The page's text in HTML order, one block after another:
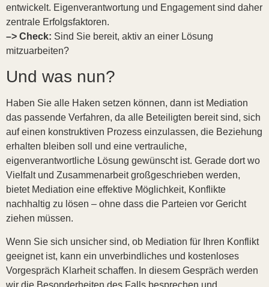
entwickelt. Eigenverantwortung und Engagement sind daher
zentrale Erfolgsfaktoren.
–> Check: Sind Sie bereit, aktiv an einer Lösung
mitzuarbeiten?
Und was nun?
Haben Sie alle Haken setzen können, dann ist Mediation
das passende Verfahren, da alle Beteiligten bereit sind, sich
auf einen konstruktiven Prozess einzulassen, die Beziehung
erhalten bleiben soll und eine vertrauliche,
eigenverantwortliche Lösung gewünscht ist. Gerade dort wo
Vielfalt und Zusammenarbeit großgeschrieben werden,
bietet Mediation eine effektive Möglichkeit, Konflikte
nachhaltig zu lösen – ohne dass die Parteien vor Gericht
ziehen müssen.
Wenn Sie sich unsicher sind, ob Mediation für Ihren Konflikt
geeignet ist, kann ein unverbindliches und kostenloses
Vorgespräch Klarheit schaffen. In diesem Gespräch werden
wir die Besonderheiten des Falls besprechen und